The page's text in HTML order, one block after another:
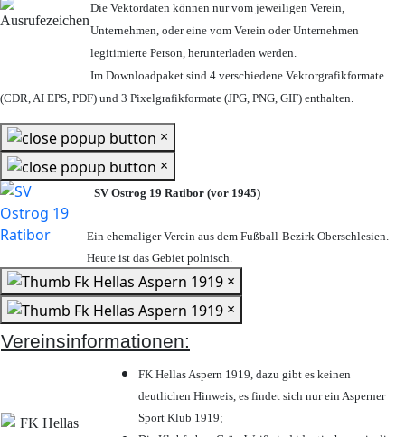
Die Vektordaten können nur vom jeweiligen Verein,
Unternehmen, oder eine vom Verein oder Unternehmen
legitimierte Person, herunterladen werden.
Im Downloadpaket sind 4 verschiedene Vektorgrafikformate
(CDR, AI EPS, PDF) und 3 Pixelgrafikformate (JPG, PNG, GIF) enthalten.
×
×
SV Ostrog 19 Ratibor (vor 1945)
Ein ehemaliger Verein aus dem Fußball-Bezirk Oberschlesien.
Heute ist das Gebiet polnisch.
×
×
Vereinsinformationen:
FK Hellas Aspern 1919, dazu gibt es keinen
deutlichen Hinweis, es findet sich nur ein Asperner
Sport Klub 1919;